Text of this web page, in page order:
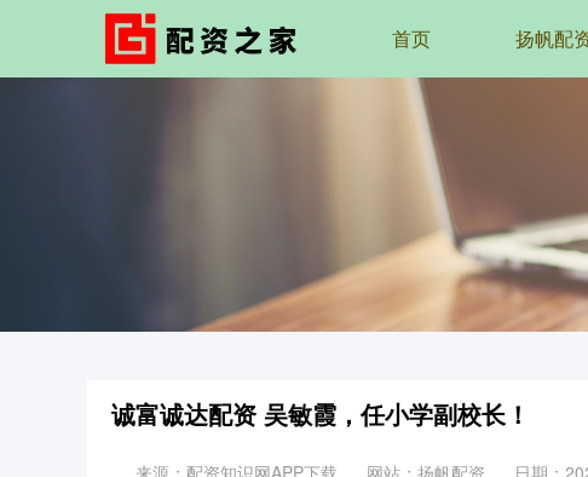
首页 扬帆配
诚富诚达配资 吴敏霞，任小学副校长！
来源：配资知识网APP下载 网站：扬帆配资 日期：